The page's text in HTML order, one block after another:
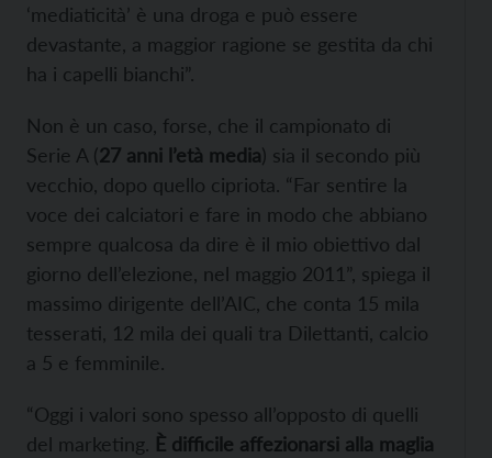
‘mediaticità’ è una droga e può essere
devastante, a maggior ragione se gestita da chi
ha i capelli bianchi”.
Non è un caso, forse, che il campionato di
Serie A (27 anni l’età media) sia il secondo più
vecchio, dopo quello cipriota. “Far sentire la
voce dei calciatori e fare in modo che abbiano
sempre qualcosa da dire è il mio obiettivo dal
giorno dell’elezione, nel maggio 2011”, spiega il
massimo dirigente dell’AIC, che conta 15 mila
tesserati, 12 mila dei quali tra Dilettanti, calcio
a 5 e femminile.
“Oggi i valori sono spesso all’opposto di quelli
del marketing. È difficile affezionarsi alla maglia